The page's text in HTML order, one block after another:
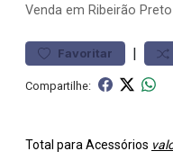
Venda em Ribeirão Preto
Favoritar |
Compartilhe:
Total para Acessórios